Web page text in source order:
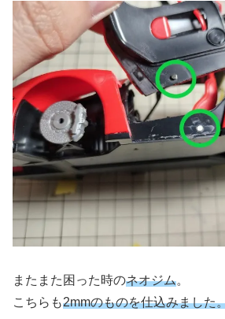
またまた困った時のネオジム。
こちらも2mmのものを仕込みました